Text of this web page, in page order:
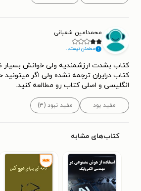
محمدامین شعبانی
مطمئن نیستم.
کتاب بشدت ارزشمندیه ولی خوانش بسیار
کتاب درایران ترجمه نشده ولی اگر
انگلیسی و اصلی کتاب رو مطالعه کنید.
مفید بود مفید نبود (۳)
کتاب‌های مشابه